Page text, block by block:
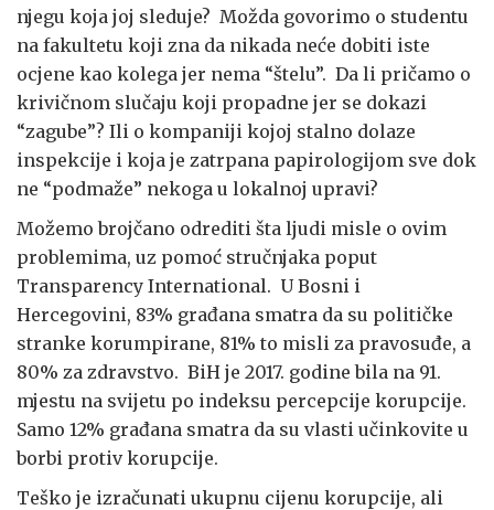
njegu koja joj sleduje? Možda govorimo o studentu
na fakultetu koji zna da nikada neće dobiti iste
ocjene kao kolega jer nema “štelu”. Da li pričamo o
krivičnom slučaju koji propadne jer se dokazi
“zagube”? Ili o kompaniji kojoj stalno dolaze
inspekcije i koja je zatrpana papirologijom sve dok
ne “podmaže” nekoga u lokalnoj upravi?
Možemo brojčano odrediti šta ljudi misle o ovim
problemima, uz pomoć stručnjaka poput
Transparency International. U Bosni i
Hercegovini, 83% građana smatra da su političke
stranke korumpirane, 81% to misli za pravosuđe, a
80% za zdravstvo. BiH je 2017. godine bila na 91.
mjestu na svijetu po indeksu percepcije korupcije.
Samo 12% građana smatra da su vlasti učinkovite u
borbi protiv korupcije.
Teško je izračunati ukupnu cijenu korupcije, ali